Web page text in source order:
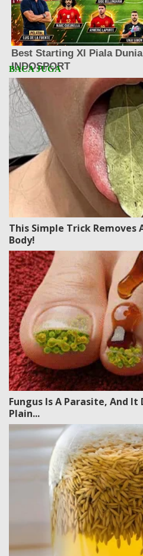
This Simple Trick Removes
Body!
Fungus Is A Parasite, And It
Plain...